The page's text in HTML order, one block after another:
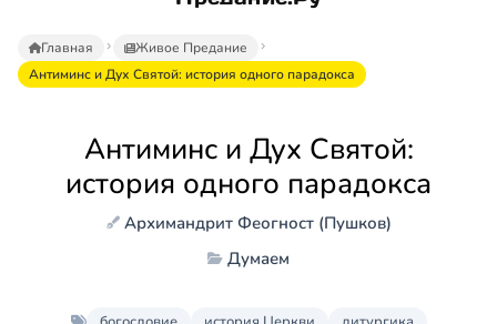
Главная
Живое Предание
Антиминс и Дух Святой: история одного парадокса
Антиминс и Дух Святой:
история одного парадокса
Архимандрит Феогност (Пушков)
Думаем